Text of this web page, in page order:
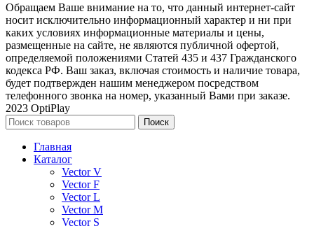
Обращаем Ваше внимание на то, что данный интернет-сайт
носит исключительно информационный характер и ни при
каких условиях информационные материалы и цены,
размещенные на сайте, не являются публичной офертой,
определяемой положениями Статей 435 и 437 Гражданского
кодекса РФ. Ваш заказ, включая стоимость и наличие товара,
будет подтвержден нашим менеджером посредством
телефонного звонка на номер, указанный Вами при заказе.
2023 OptiPlay
Поиск
Главная
Каталог
Vector V
Vector F
Vector L
Vector M
Vector S